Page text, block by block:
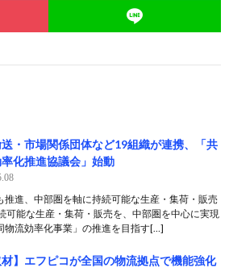
・市場関係団体など19組織が連携、「共
化推進協議会」始動
推進、中部圏を軸に持続可能な生産・集荷・販売
可能な生産・集荷・販売を、中部圏を中心に実現
物流効率化事業」の推進を目指す[…]
材】エフピコが全国の物流拠点で機能強化